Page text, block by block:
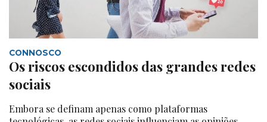
CONNOSCO
Os riscos escondidos das grandes redes
sociais
Embora se definam apenas como plataformas